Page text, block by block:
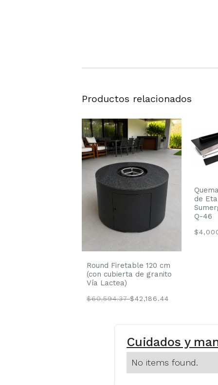
Productos relacionados
Round Firetable 120 cm
(con cubierta de granito
Vía Lactea)
$60,594.37$42,186.44
de
Q-46
Cuidados y
No items found.